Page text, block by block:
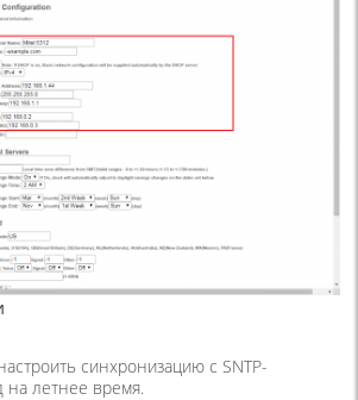
синхронизацию с SNTP-
на летнее время.